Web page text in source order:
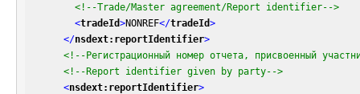
<!--Trade/Master agreement/Report identifier-->
<tradeId>NONREF</tradeId>
</nsdext:reportIdentifier>
<!--Регистрационный номер отчета, присвоенный
<!--Report identifier given by party-->
<nsdext:reportIdentifier>